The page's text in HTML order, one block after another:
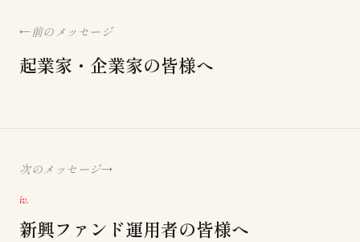
前のメッセージ
起業家・企業家の皆様へ
次のメッセージ
iv.
新興ファンド運用者の皆様へ